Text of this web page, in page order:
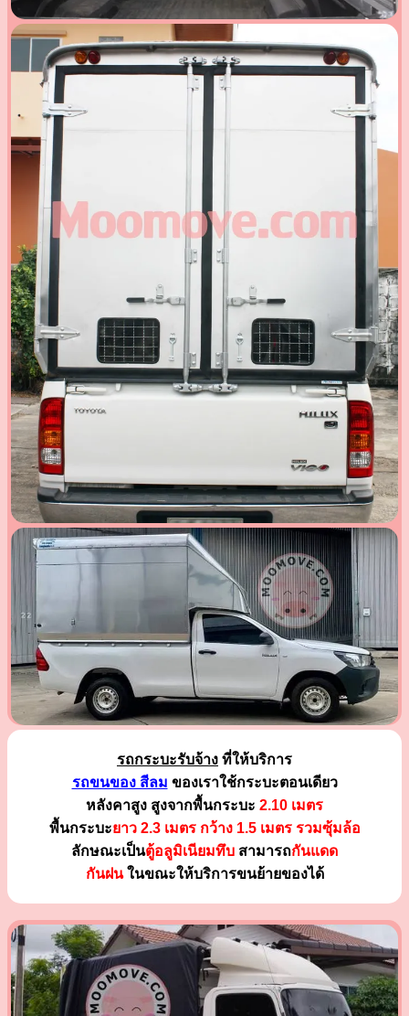
รถกระบะรับจ้าง ที่ให้บริการ
รถขนของ สีลม ของเราใช้กระบะตอนเดียว
หลังคาสูง สูงจากพื้นกระบะ 2.10 เมตร
พื้นกระบะยาว 2.3 เมตร กว้าง 1.5 เมตร รวมซุ้มล้อ
ลักษณะเป็นตู้อลูมิเนียมทึบ สามารถกันแดด
กันฝนในขณะให้บริการขนย้ายของได้